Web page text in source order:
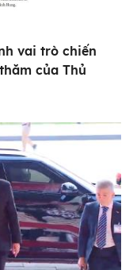
vai trò chiến
của Thủ